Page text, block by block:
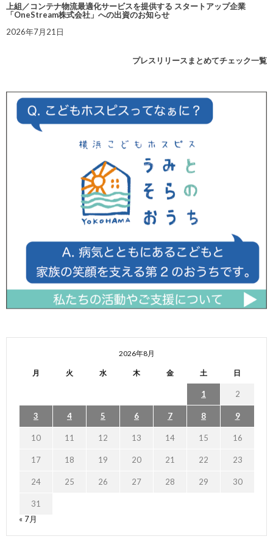
上組／コンテナ物流最適化サービスを提供する スタートアップ企業
「OneStream株式会社」への出資のお知らせ
2026年7月21日
プレスリリースまとめてチェック一覧
2026年8月
月 火 水 木 金 土 日
1 2
3 4 5 6 7 8 9
10 11 12 13 14 15 16
17 18 19 20 21 22 23
24 25 26 27 28 29 30
31
« 7月